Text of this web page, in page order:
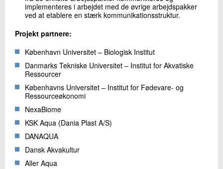
implementeres i arbejdet med de øvrige arbejdspakker
ved at etablere en stærk kommunikationsstruktur.
Projekt partnere:
København Universitet – Biologisk Institut
Danmarks Tekniske Universitet – Institut for Akvatiske
Ressourcer
Københavns Universitet – Institut for Fødevare- og
Ressourceøkonomi
NexaBiome
KSK Aqua (Dania Plast A/S)
DANAQUA
Dansk Akvakultur
Aller Aqua